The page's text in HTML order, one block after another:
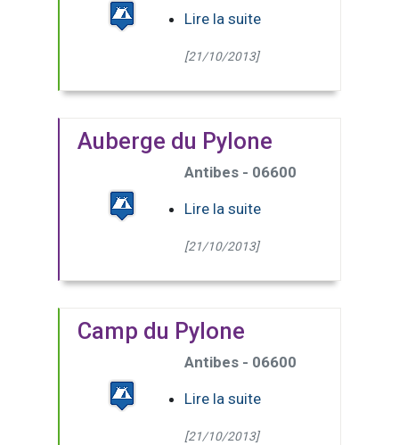
Lire la suite
[21/10/2013]
Auberge du Pylone
Antibes - 06600
Lire la suite
[21/10/2013]
Camp du Pylone
Antibes - 06600
Lire la suite
[21/10/2013]